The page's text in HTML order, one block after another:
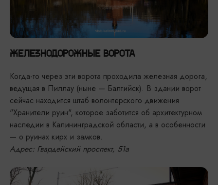
ЖЕЛЕЗНОДОРОЖНЫЕ ВОРОТА
Когда-то через эти ворота проходила железная дорога,
ведущая в Пиллау (ныне — Балтийск). В здании ворот
сейчас находится штаб волонтерского движения
"Хранители руин", которое заботится об архитектурном
наследии в Калининградской области, а в особенности
— о руинах кирх и замков.
Адрес: Гвардейский проспект, 51а